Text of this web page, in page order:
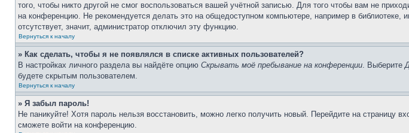
того, чтобы никто другой не смог воспользоваться вашей учётной записью. Для того чтобы вам не
на конференцию. Не рекомендуется делать это на общедоступном компьютере, например в библиотеке,
отсутствует, значит, администратор отключил эту функцию.
Вернуться к началу
» Как сделать, чтобы я не появлялся в списке активных пользователей?
В настройках личного раздела вы найдёте опцию Скрывать моё пребывание на конференции. Выберите
будете скрытым пользователем.
Вернуться к началу
» Я забыл пароль!
Не паникуйте! Хотя пароль нельзя восстановить, можно легко получить новый. Перейдите на страницу
сможете войти на конференцию.